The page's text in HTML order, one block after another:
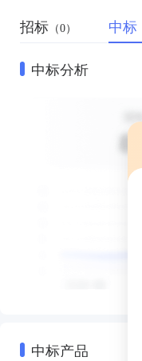
招标 （0） 中标
中标分析
中标产品